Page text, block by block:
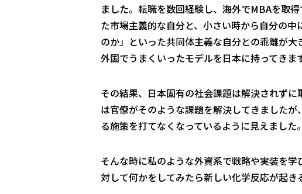
ました。転職を数回経験し、海外でMBAを取
た市場主義的な自分と、小さい時から自分の
のか」といった共同体主義な自分との乖離が大
外国でうまくいったモデルを日本に持ってきます
その結果、日本固有の社会課題は解決されず
は官僚がそのような課題を解決してきました
る施策を打てなくなっているように見えました。
そんな時に私のような外資系で戦略や実装を
対して何かをしてみたら新しい化学反応が起き